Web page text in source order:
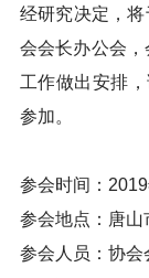
经研究决定，
会会长办公会
工作做出安排
参加。
参会时间：
参会地点：唐山
参会人员：协会